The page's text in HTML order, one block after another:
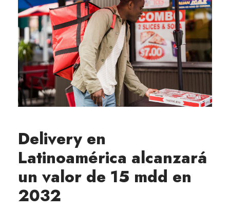
Delivery en
Latinoamérica alcanzará
un valor de 15 mdd en
2032